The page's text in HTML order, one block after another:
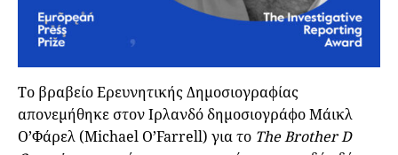
Το βραβείο Ερευνητικής Δημοσιογραφίας
απονεμήθηκε στον Ιρλανδό δημοσιογράφο Μάικλ
Ο’Φάρελ (Michael O’Farrell) για το The Brother D